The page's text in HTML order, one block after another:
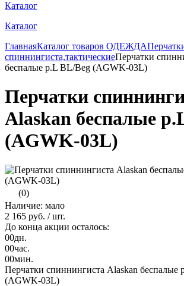
Каталог
Каталог
ГлавнаяКаталог товаров ОДЕЖДА
спиннингиста,тактическиеПерчатки
беспалые р.L BL/Beg (AGWK-03L)
Перчатки
Alaskan беспалые
(AGWK-03L)
(0)
Наличие: мало
2 165 руб. / шт.
До конца акции осталось:
00дн.
00час.
00мин.
Перчатки спиннингиста Alaskan беспалые
(AGWK-03L)